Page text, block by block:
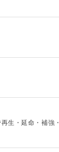
生・延命・補強・